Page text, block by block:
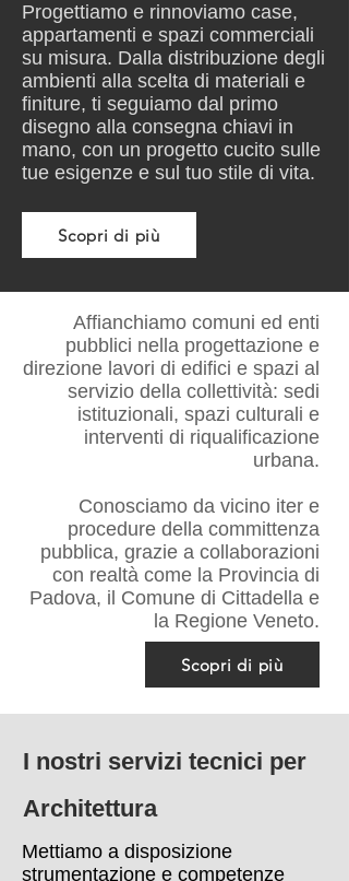
Progettiamo e rinnoviamo case,
appartamenti e spazi commerciali
su misura. Dalla distribuzione degli
ambienti alla scelta di materiali e
finiture, ti seguiamo dal primo
disegno alla consegna chiavi in
mano, con un progetto cucito sulle
tue esigenze e sul tuo stile di vita.
Scopri di più
Affianchiamo comuni ed enti
pubblici nella progettazione e
direzione lavori di edifici e spazi al
servizio della collettività: sedi
istituzionali, spazi culturali e
interventi di riqualificazione
urbana.
Conosciamo da vicino iter e
procedure della committenza
pubblica, grazie a collaborazioni
con realtà come la Provincia di
Padova, il Comune di Cittadella e
la Regione Veneto.
Scopri di più
I nostri servizi tecnici per
Architettura
Mettiamo a disposizione
strumentazione e competenze